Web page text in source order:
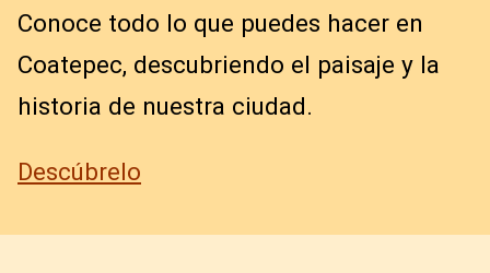
Conoce todo lo que puedes hacer en
Coatepec, descubriendo el paisaje y la
historia de nuestra ciudad.
Descúbrelo